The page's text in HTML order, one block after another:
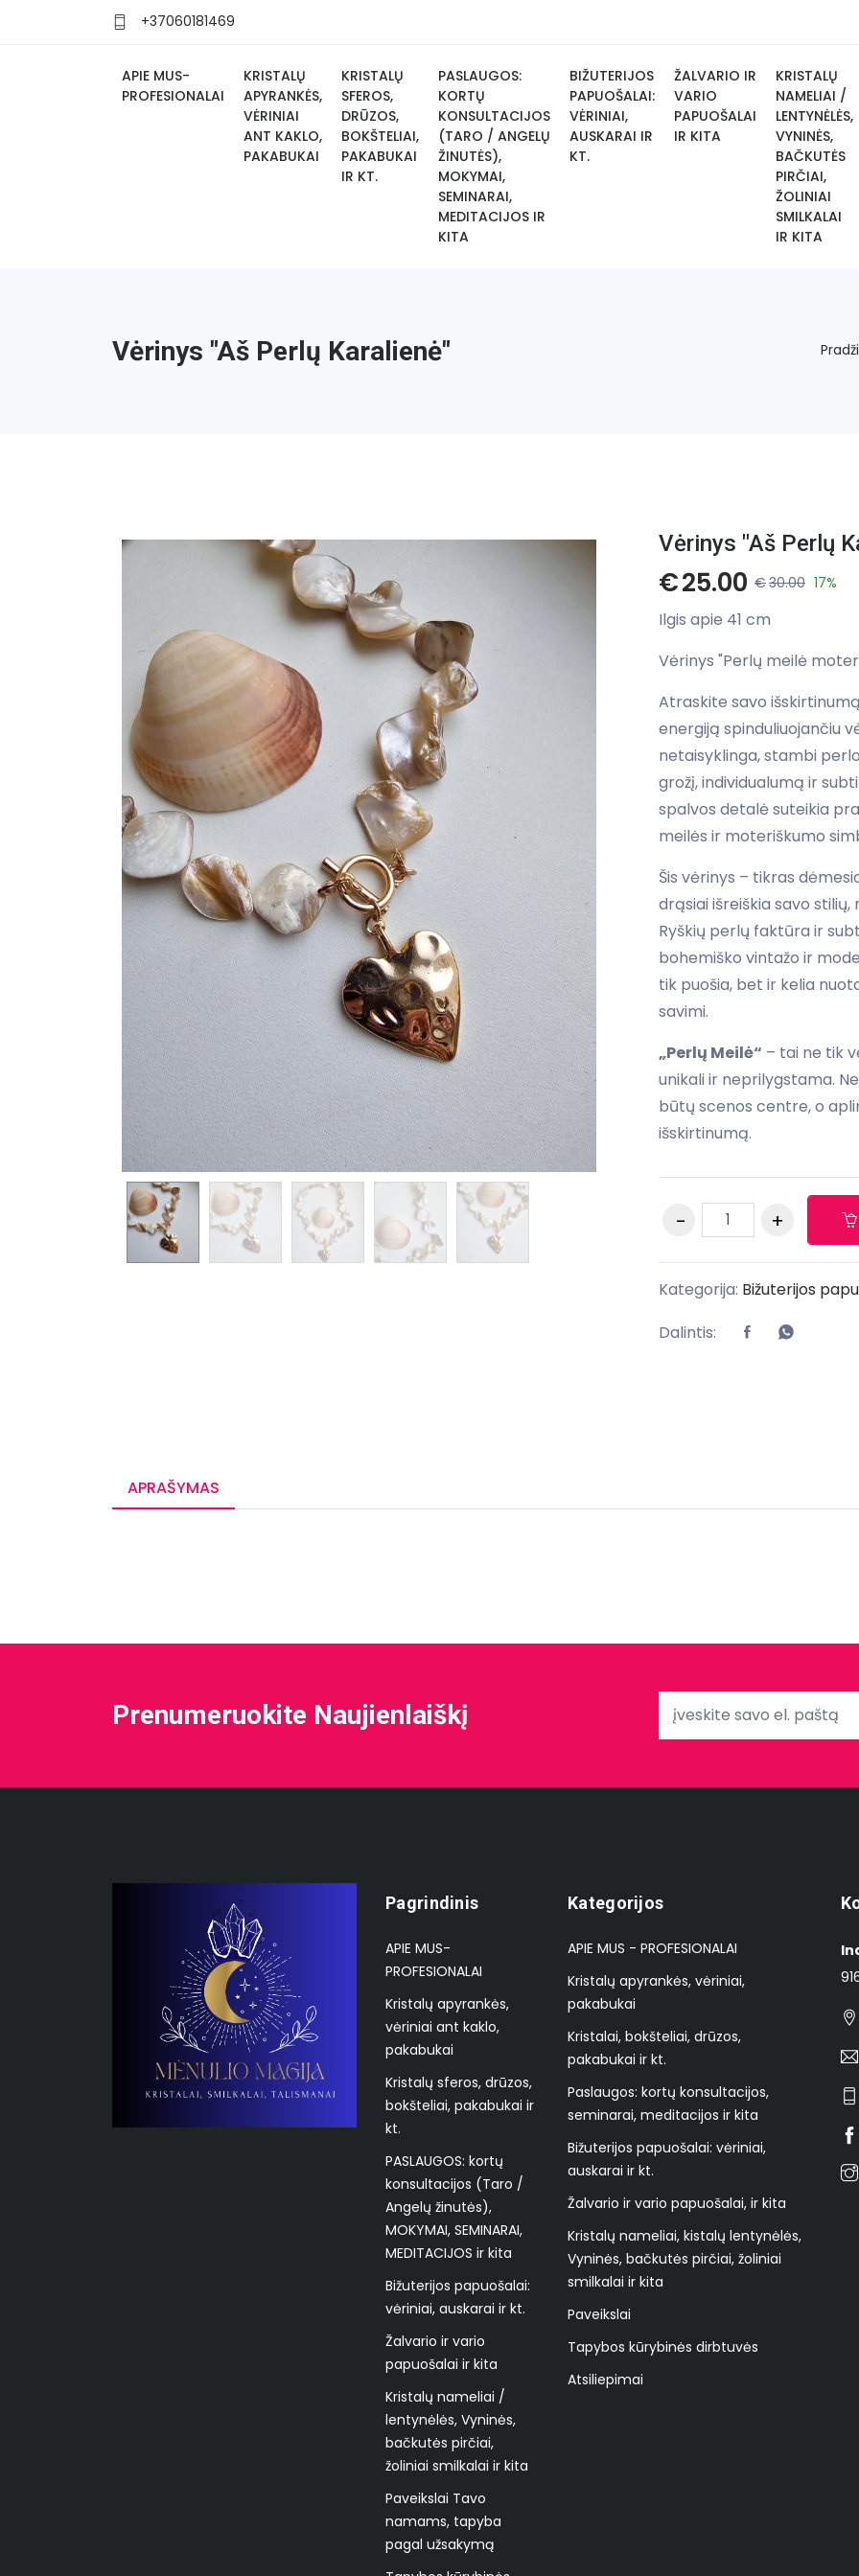
+37060181469
APIE MUS-
PROFESIONALAI
KRISTALŲ
APYRANKĖS,
VĖRINIAI
ANT KAKLO,
PAKABUKAI
KRISTALŲ
SFEROS,
DRŪZOS,
BOKŠTELIAI,
PAKABUKAI
IR KT.
PASLAUGOS:
KORTŲ
KONSULTACIJOS
(TARO / ANGELŲ
ŽINUTĖS),
MOKYMAI,
SEMINARAI,
MEDITACIJOS IR
KITA
BIŽUTERIJOS
PAPUOŠALAI:
VĖRINIAI,
AUSKARAI IR
KT.
ŽALVARIO IR
VARIO
PAPUOŠALAI
IR KITA
KRISTALŲ
NAMELIAI /
LENTYNĖLĖS,
VYNINĖS,
BAČKUTĖS
PIRČIAI,
ŽOLINIAI
SMILKALAI
IR KITA
Vėrinys "Aš Perlų Karalienė"
Vėrinys "Aš Perlų
€25.00 €30.00 17%
Ilgis apie 41 cm
Vėrinys "Perlų meilė
Atraskite savo
energiją spinduliuojančiu
netaisyklinga, stambi
grožį, individualumą ir
spalvos detalė suteikia
meilės ir moteriškumo
Šis vėrinys – tikras
drąsiai išreiškia savo
Ryškių perlų faktūra ir
bohemiško vintažo ir
tik puošia, bet ir kelia
savimi.
„Perlų Meilė“ – tai ne tik
unikali ir neprilygstama.
būtų scenos centre, o
išskirtinumą.
Kategorija: Bižuterijos
Dalintis:
APRAŠYMAS
Prenumeruokite Naujienlaiškį
Pagrindinis
APIE MUS-
PROFESIONALAI
Kristalų apyrankės,
vėriniai ant kaklo,
pakabukai
Kristalų sferos, drūzos,
bokšteliai, pakabukai ir
kt.
PASLAUGOS: kortų
konsultacijos (Taro /
Angelų žinutės),
MOKYMAI, SEMINARAI,
MEDITACIJOS ir kita
Bižuterijos papuošalai:
vėriniai, auskarai ir kt.
Žalvario ir vario
papuošalai ir kita
Kristalų nameliai /
lentynėlės, Vyninės,
bačkutės pirčiai,
žoliniai smilkalai ir kita
Paveikslai Tavo
namams, tapyba
pagal užsakymą
Kategorijos
APIE MUS - PROFESIONALAI
Kristalų apyrankės, vėriniai,
pakabukai
Kristalai, bokšteliai, drūzos,
pakabukai ir kt.
Paslaugos: kortų konsultacijos,
seminarai, meditacijos ir kita
Bižuterijos papuošalai: vėriniai,
auskarai ir kt.
Žalvario ir vario papuošalai, ir kita
Kristalų nameliai, kistalų lentynėlės,
Vyninės, bačkutės pirčiai, žoliniai
smilkalai ir kita
Paveikslai
Tapybos kūrybinės dirbtuvės
Atsiliepimai